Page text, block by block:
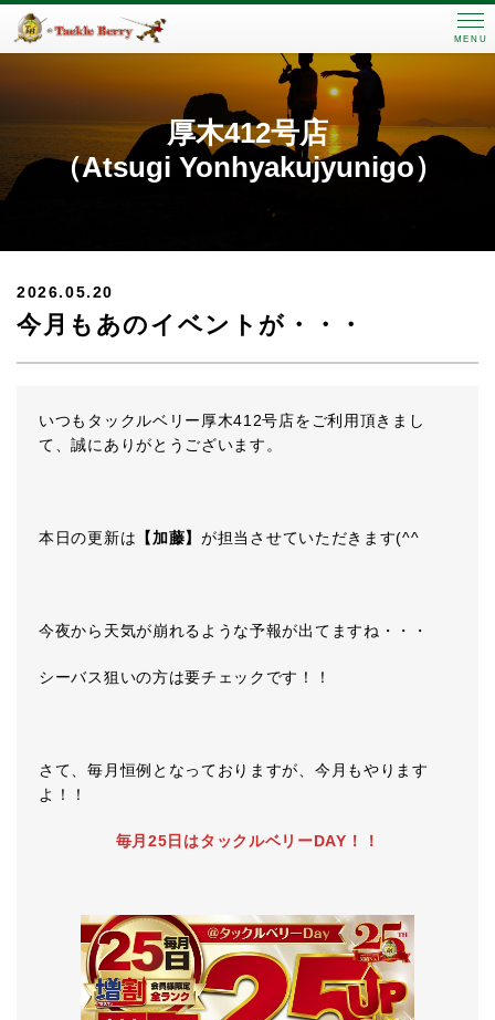
MENU
厚木412号店
（Atsugi Yonhyakujyunigo）
2026.05.20
今月もあのイベントが・・・
いつもタックルベリー厚木412号店をご利用頂きまし
て、誠にありがとうございます。
本日の更新は 【加藤】が担当させていただきます(^^ゞ
今夜から天気が崩れるような予報が出てますね・・・
シーバス狙いの方は要チェックです！！
さて、毎月恒例となっておりますが、今月もやります
よ！！
毎月25日はタックルベリーDAY！！